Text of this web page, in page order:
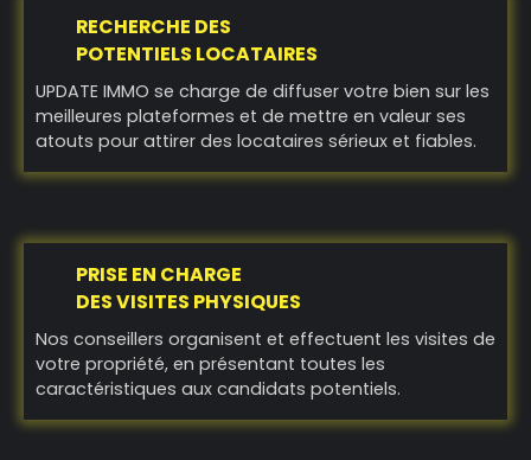
RECHERCHE DES
POTENTIELS LOCATAIRES
UPDATE IMMO se charge de diffuser votre bien sur les
meilleures plateformes et de mettre en valeur ses
atouts pour attirer des locataires sérieux et fiables.
PRISE EN CHARGE
DES VISITES PHYSIQUES
Nos conseillers organisent et effectuent les visites de
votre propriété, en présentant toutes les
caractéristiques aux candidats potentiels.